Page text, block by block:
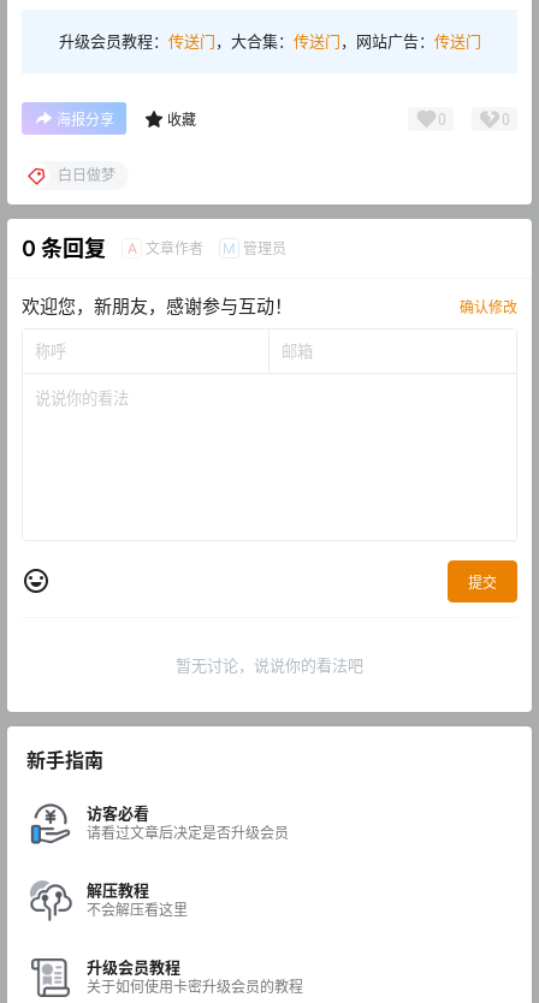
升级会员教程： 传送门，大合集： 传送门，网站广告： 传送门
海报分享 收藏 0 0
白日做梦
0 条回复 A 文章作者 M 管理员
欢迎您，新朋友，感谢参与互动！ 确认修改
提交
暂无讨论，说说你的看法吧
新手指南
访客必看
请看过文章后决定是否升级会员
解压教程
不会解压看这里
升级会员教程
关于如何使用卡密升级会员的教程